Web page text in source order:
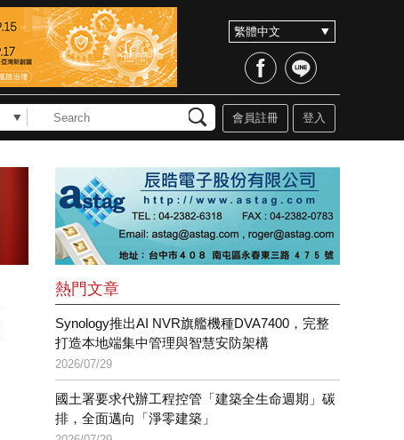
登入
會員註冊
熱門文章
Synology推出AI NVR旗艦機種DVA7400，完整
打造本地端集中管理與智慧安防架構
2026/07/29
國土署要求代辦工程控管「建築全生命週期」碳
排，全面邁向「淨零建築」